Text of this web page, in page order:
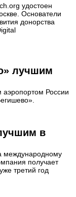
удостоен
Основатели
донорства
лучшим
аэропортом России
в
международному
получает
третий год